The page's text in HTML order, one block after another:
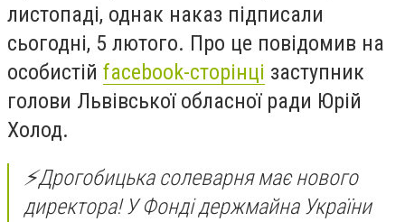
листопаді, однак наказ підписали
сьогодні, 5 лютого. Про це повідомив на
особистій facebook-сторінці заступник
голови Львівської обласної ради Юрій
Холод.
⚡️Дрогобицька солеварня має нового
директора! У Фонді держмайна України